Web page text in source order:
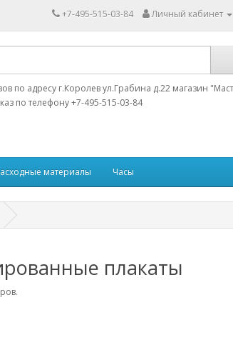
+7-495-515-03-84 Личный кабинет
по адресу г.Королев ул.Грабина д.22 магазин
по телефону +7-495-515-03-84
материалы Часы
плакаты